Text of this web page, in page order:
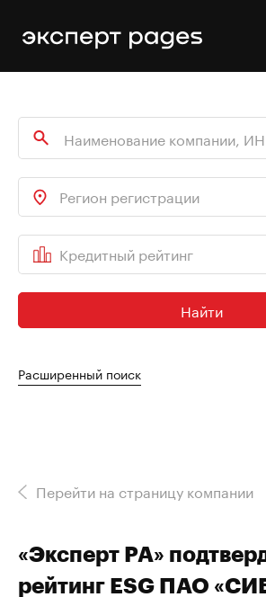
Регион регистрации
Кредитный рейтинг
Найти
Расширенный поиск
Перейти на страницу компании
«Эксперт РА»
рейтинг ESG ПАО